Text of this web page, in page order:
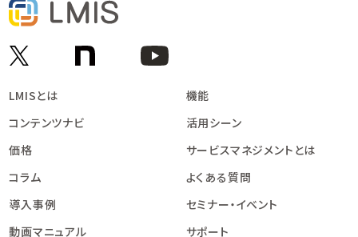
LMISとは
コンテンツナビ
価格
コラム
機能
活用シーン
サービスマネジメントとは
よくある質問
導入事例
動画マニュアル
セミナー・イベント
サポート